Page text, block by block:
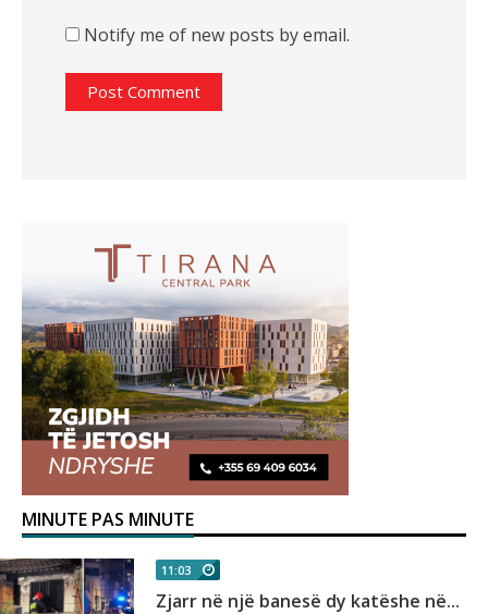
Notify me of new posts by email.
MINUTE PAS MINUTE
11:03
Zjarr në një banesë dy katëshe në...